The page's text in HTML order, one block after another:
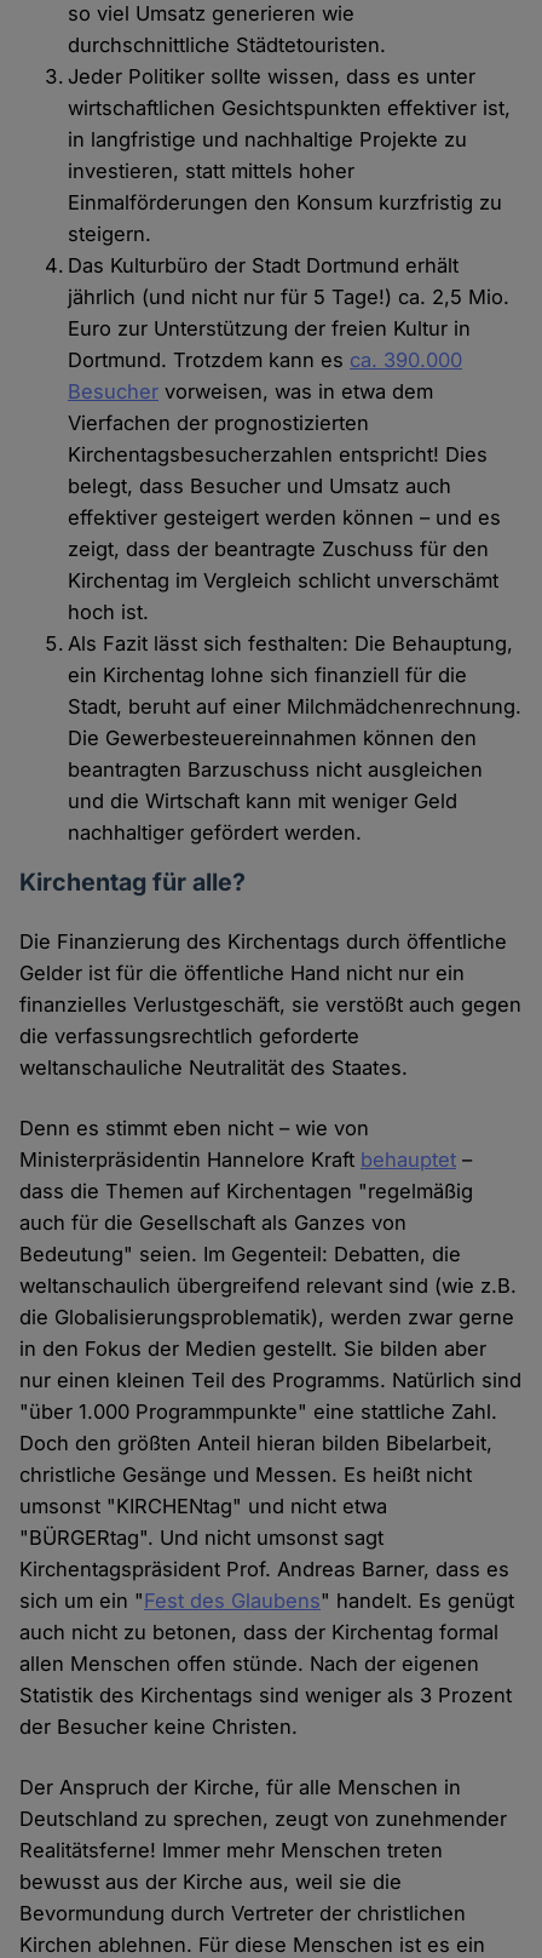
so viel Umsatz generieren wie
durchschnittliche Städtetouristen.
Jeder Politiker sollte wissen, dass es unter
wirtschaftlichen Gesichtspunkten effektiver ist,
in langfristige und nachhaltige Projekte zu
investieren, statt mittels hoher
Einmalförderungen den Konsum kurzfristig zu
steigern.
Das Kulturbüro der Stadt Dortmund erhält
jährlich (und nicht nur für 5 Tage!) ca. 2,5 Mio.
Euro zur Unterstützung der freien Kultur in
Dortmund. Trotzdem kann es ca. 390.000
Besucher vorweisen, was in etwa dem
Vierfachen der prognostizierten
Kirchentagsbesucherzahlen entspricht! Dies
belegt, dass Besucher und Umsatz auch
effektiver gesteigert werden können – und es
zeigt, dass der beantragte Zuschuss für den
Kirchentag im Vergleich schlicht unverschämt
hoch ist.
Als Fazit lässt sich festhalten: Die Behauptung,
ein Kirchentag lohne sich finanziell für die
Stadt, beruht auf einer Milchmädchenrechnung.
Die Gewerbesteuereinnahmen können den
beantragten Barzuschuss nicht ausgleichen
und die Wirtschaft kann mit weniger Geld
nachhaltiger gefördert werden.
Kirchentag für alle?
Die Finanzierung des Kirchentags durch öffentliche
Gelder ist für die öffentliche Hand nicht nur ein
finanzielles Verlustgeschäft, sie verstößt auch gegen
die verfassungsrechtlich geforderte
weltanschauliche Neutralität des Staates.
Denn es stimmt eben nicht – wie von
Ministerpräsidentin Hannelore Kraft behauptet –
dass die Themen auf Kirchentagen "regelmäßig
auch für die Gesellschaft als Ganzes von
Bedeutung" seien. Im Gegenteil: Debatten, die
weltanschaulich übergreifend relevant sind (wie z.B.
die Globalisierungsproblematik), werden zwar gerne
in den Fokus der Medien gestellt. Sie bilden aber
nur einen kleinen Teil des Programms. Natürlich sind
"über 1.000 Programmpunkte" eine stattliche Zahl.
Doch den größten Anteil hieran bilden Bibelarbeit,
christliche Gesänge und Messen. Es heißt nicht
umsonst "KIRCHENtag" und nicht etwa
"BÜRGERtag". Und nicht umsonst sagt
Kirchentagspräsident Prof. Andreas Barner, dass es
sich um ein "Fest des Glaubens" handelt. Es genügt
auch nicht zu betonen, dass der Kirchentag formal
allen Menschen offen stünde. Nach der eigenen
Statistik des Kirchentags sind weniger als 3 Prozent
der Besucher keine Christen.
Der Anspruch der Kirche, für alle Menschen in
Deutschland zu sprechen, zeugt von zunehmender
Realitätsferne! Immer mehr Menschen treten
bewusst aus der Kirche aus, weil sie die
Bevormundung durch Vertreter der christlichen
Kirchen ablehnen. Für diese Menschen ist es ein